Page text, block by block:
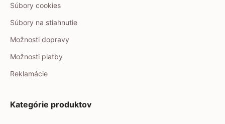
Súbory cookies
Súbory na stiahnutie
Možnosti dopravy
Možnosti platby
Reklamácie
Kategórie produktov